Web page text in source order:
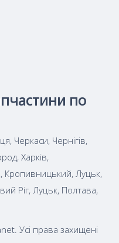
по
Черкаси, Чернігів,
Харків,
Кропивницький, Луцьк,
Ріг, Луцьк, Полтава,
Усі права захищені